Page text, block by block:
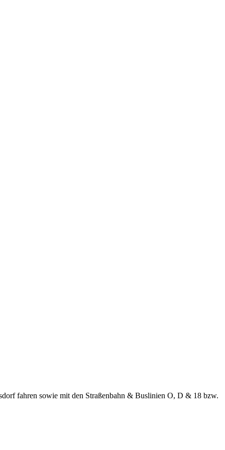
fahren sowie mit den Straßenbahn & Buslinien O, D & 18 bzw.